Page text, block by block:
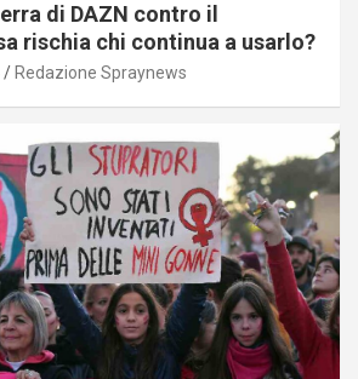
di DAZN contro il
rischia chi continua a usarlo?
Redazione Spraynews